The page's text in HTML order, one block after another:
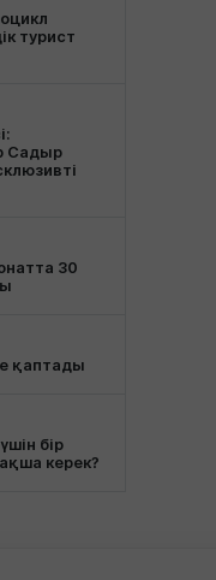
турист
Садыр
30
қаптады
бір
керек?